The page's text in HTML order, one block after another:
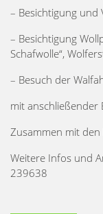
– Besichtigung
– Besichtigung
Schafwolle“,
– Besuch der
mit anschließender
Zusammen mit
Weitere Infos und
239638